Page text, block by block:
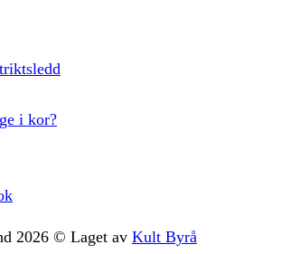
i kor?
2026 © Laget av Kult Byrå